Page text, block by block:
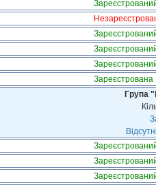
Зареєстрована
Група